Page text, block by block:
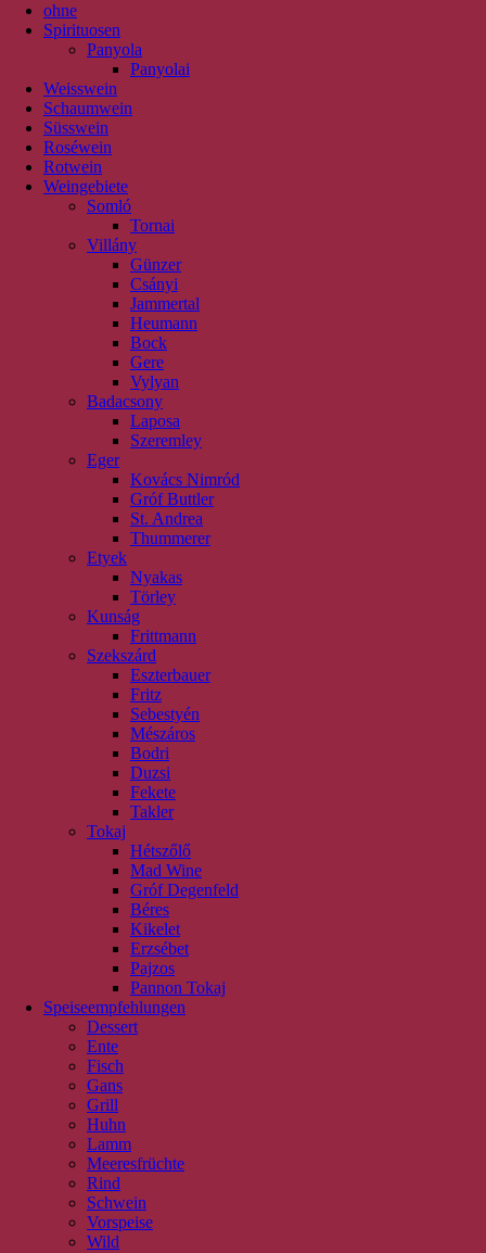
ohne
Spirituosen
Panyola
Panyolai
Weisswein
Schaumwein
Süsswein
Roséwein
Rotwein
Weingebiete
Somló
Tornai
Villány
Günzer
Csányi
Jammertal
Heumann
Bock
Gere
Vylyan
Badacsony
Laposa
Szeremley
Eger
Kovács Nimród
Gróf Buttler
St. Andrea
Thummerer
Etyek
Nyakas
Törley
Kunság
Frittmann
Szekszárd
Eszterbauer
Fritz
Sebestyén
Mészáros
Bodri
Duzsi
Fekete
Takler
Tokaj
Hétszőlő
Mad Wine
Gróf Degenfeld
Béres
Kikelet
Erzsébet
Pajzos
Pannon Tokaj
Speiseempfehlungen
Dessert
Ente
Fisch
Gans
Grill
Huhn
Lamm
Meeresfrüchte
Rind
Schwein
Vorspeise
Wild